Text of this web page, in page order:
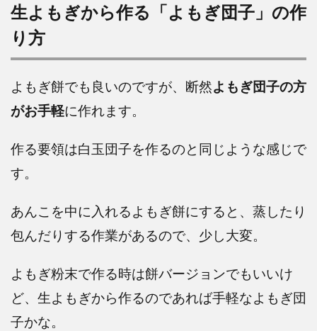
生よもぎから作る「よもぎ団子」の作
り方
よもぎ餅でも良いのですが、断然よもぎ団子の方
がお手軽に作れます。
作る要領は白玉団子を作るのと同じような感じで
す。
あんこを中に入れるよもぎ餅にすると、蒸したり
包んだりする作業があるので、少し大変。
よもぎ粉末で作る時は餅バージョンでもいいけ
ど、生よもぎから作るのであれば手軽なよもぎ団
子かな。